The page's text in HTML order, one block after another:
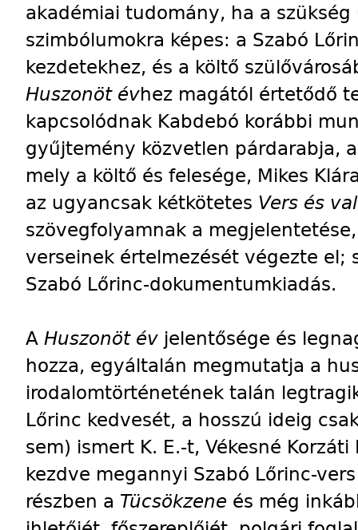
akadémiai tudomány, ha a
szimbólumokra képes: a Szabó
kezdetekhez, és a költő
Huszonöt évhez magától értetődő
kapcsolódnak Kabdebó korábbi
gyűjtemény közvetlen párdarabja,
mely a költő és felesége, Mikes
az ugyancsak kétkötetes Vers és
szövegfolyamnak a
verseinek értelmezését végezte el;
Szabó Lőrinc-dokumentumkiadás.
A Huszonöt év jelentősége és
hozza, egyáltalán megmutatja a
irodalomtörténetének talán
Lőrinc kedvesét, a hosszú ideig
sem) ismert K. E.-t, Vékesné
kezdve megannyi Szabó Lőrinc-
részben a Tücsökzene és még